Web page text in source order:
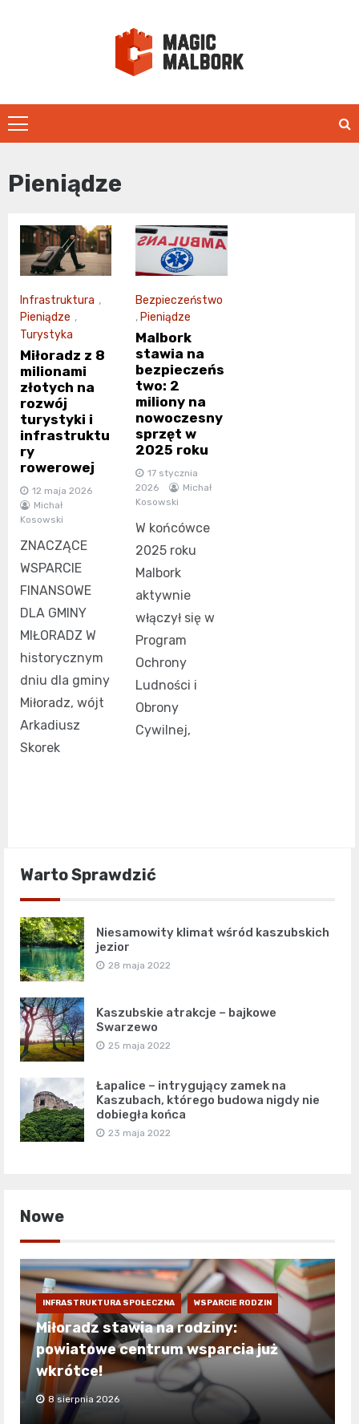
Pieniądze
Infrastruktura ,
Pieniądze ,
Turystyka
Miłoradz z 8
milionami
złotych na
rozwój
turystyki i
infrastruktu
ry
rowerowej
12 maja 2026
Michał
Kosowski
ZNACZĄCE
WSPARCIE
FINANSOWE
DLA GMINY
MIŁORADZ W
historycznym
dniu dla gminy
Miłoradz, wójt
Arkadiusz
Skorek
Bezpieczeństwo
, Pieniądze
Malbork
stawia na
bezpieczeńs
two: 2
miliony na
nowoczesny
sprzęt w
2025 roku
17 stycznia
2026
Michał
Kosowski
W końcówce
2025 roku
Malbork
aktywnie
włączył się w
Program
Ochrony
Ludności i
Obrony
Cywilnej,
Warto Sprawdzić
Niesamowity klimat wśród kaszubskich
jezior
28 maja 2022
Kaszubskie atrakcje – bajkowe
Swarzewo
25 maja 2022
Łapalice – intrygujący zamek na
Kaszubach, którego budowa nigdy nie
dobiegła końca
23 maja 2022
Nowe
INFRASTRUKTURA SPOŁECZNA WSPARCIE RODZIN
Miłoradz stawia na rodziny:
powiatowe centrum wsparcia już
wkrótce!
8 sierpnia 2026